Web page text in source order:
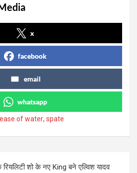
x
facebook
email
whatsapp
of water, spate
शो के नए King बने एल्विश यादव